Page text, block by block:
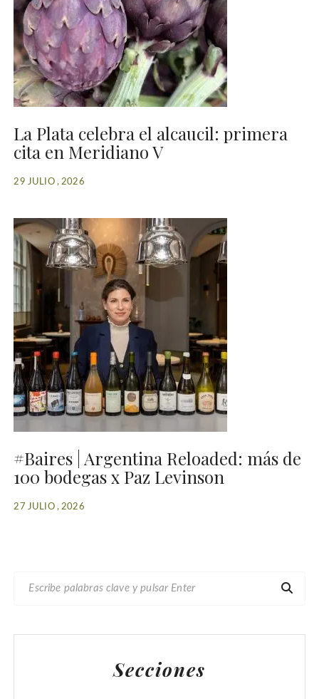
La Plata celebra el alcaucil: primera
cita en Meridiano V
29 JULIO , 2026
#Baires | Argentina Reloaded: más de
100 bodegas x Paz Levinson
27 JULIO , 2026
C
Secciones